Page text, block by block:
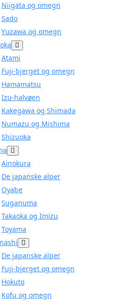
Niigata og omegn
Sado
Yuzawa og omegn
Atami
Fuji-bjerget og omegn
Hamamatsu
Izu-halvøen
Kakegawa og Shimada
Numazu og Mishima
Shizuoka
Ainokura
De japanske alper
Oyabe
Suganuma
Takaoka og Imizu
Toyama
De japanske alper
Fuji-bjerget og omegn
Hokuto
Kofu og omegn